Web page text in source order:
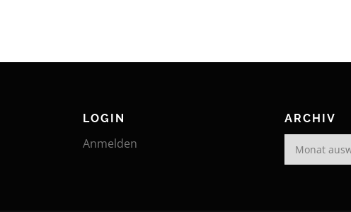
LOGIN
Anmelden
ARCHIV